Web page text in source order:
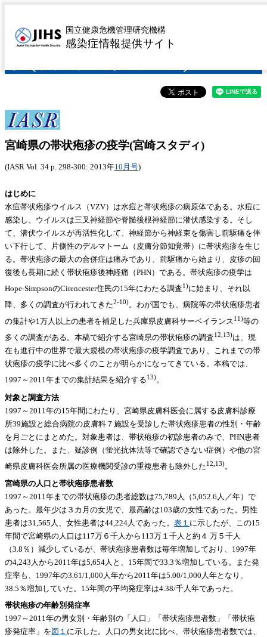
国立健康危機管理研究機構
感染症情報提供サイト
宮崎県の帯状疱疹の疫
宮崎県の帯状疱疹の疫学(宮崎スタディ)
(IASR Vol. 34 p. 298-300: 2013年10月号)
はじめに
水痘帯状疱疹ウイルス（VZV）は水痘と帯状疱疹の病原体である。水痘に
感染し、ウイルスは三叉神経節や脊髄後根神経節に潜伏感染する。そし
て、潜伏ウイルスが再活性化して、神経節から神経束を傷害し前駆痛を伴
い下行して、片側性のデルマトーム（皮膚分節知覚帯）に帯状疱疹を生じ
る。帯状疱疹の最大の合併症は痛みであり、前駆痛から始まり、皮疹の回
復後も長期に続く帯状疱疹後神経痛（PHN）である。帯状疱疹の疫学は
Hope-SimpsonのCirencester住民の15年にわたる調査1)に始まり、それ以
降、多くの調査が行われてきた2-10)。わが国でも、病院等の帯状疱疹患者
の集計や1万人以上の患者を補足した兵庫県皮膚科サーベイランス 11)等の
多くの調査がある。本稿で紹介する宮崎県の帯状疱疹の調査12,13)は、現
在も進行中の世界で最大規模の帯状疱疹の疫学調査であり、これまでの帯
状疱疹の疫学に比べ多くのことが明らかになってきている。本稿では、
1997～2011年までの集計結果を紹介する13)。
対象と調査方法
1997～2011年の15年間にわたり、宮崎県皮膚科医会に属する皮膚科診療
所39施設と総合病院の皮膚科７施設を受診した帯状疱疹患者の性別・年齢
を月ごとにまとめた。対象患者は、帯状疱疹の初診患者のみで、PHN患者
は除外した。また、疑診例（蛍光抗体法等で確認できない症例）や他の宮
崎県皮膚科医会所属の医療機関受診の重複患者も除外した12,13)。
宮崎県の人口と帯状疱疹患者数
1997～2011年までの帯状疱疹の患者総数は75,789人（5,052.6人／年）で
あった。最年少は３カ月の女児で、最高齢は103歳の女性であった。男性
患者は31,565人、女性患者は44,224人であった。 表１ に示したが、この15
年間で宮崎県の人口は117万６千人から113万１千人と約４ 万５千人
（3.8％）減少しているが、帯状疱疹患者数は毎年増加しており、1997年
の4,243人から2011年は5,654人と、15年間で33.3％増加している。また発
症率も、1997年の3.61/1,000人年から2011年は5.00/1,000人年となり、
38.5％増加していた。15年間の平均発症率は4.38/千人年であった。
帯状疱疹の年齢別発症率
1997～2011年の男女別・年齢別の「人口」「帯状疱疹患者数」「帯状疱
疹発症率」を 図１ に示した。人口の男女比に比べ、帯状疱疹患者数では、